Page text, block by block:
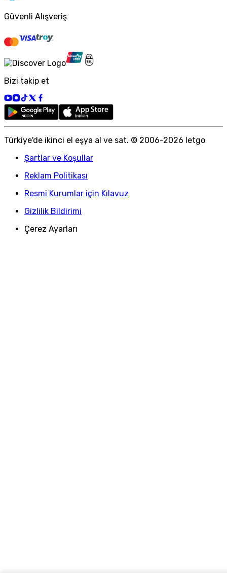
Güvenli Alışveriş
Bizi takip et
Türkiye'de ikinci el eşya al ve sat. © 2006-2026 letgo
Şartlar ve Koşullar
Reklam Politikası
Resmi Kurumlar için Kılavuz
Gizlilik Bildirimi
Çerez Ayarları